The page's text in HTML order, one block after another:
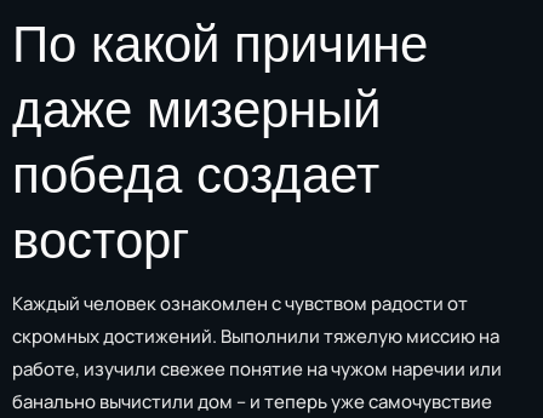
По какой причине
даже мизерный
победа создает
восторг
Каждый человек ознакомлен с чувством радости от
скромных достижений. Выполнили тяжелую миссию на
работе, изучили свежее понятие на чужом наречии или
банально вычистили дом – и теперь уже самочувствие